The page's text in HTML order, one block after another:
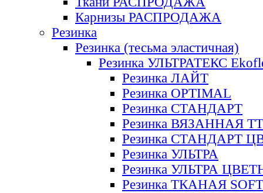
Карнизы РАСПРОДАЖА
Резинка
Резинка (тесьма эластичная)
Резинка УЛЬТРАТЕКС
Резинка ЛАЙТ
Резинка OPTIMAL
Резинка СТАНДАРТ
Резинка ВЯЗАННАЯ ТТ
Резинка СТАНДАРТ
Резинка УЛЬТРА
Резинка УЛЬТРА
Резинка ТКАНАЯ SOFT